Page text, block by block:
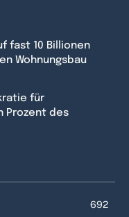
fast 10 Billionen
Wohnungsbau
für
Prozent des
692